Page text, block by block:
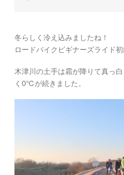
冬らしく冷え込みましたね！
ロードバイクビギナーズライド
木津川の土手は霜が降りて真っ
く0℃が続きました。